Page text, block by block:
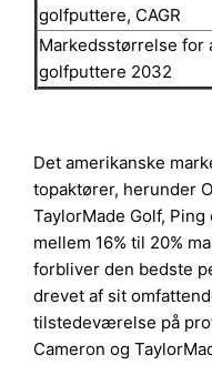
golfputtere, CAGR
Markedsstørrelse for
golfputtere 2032
Det amerikanske
topaktører, herunder
TaylorMade Golf,
mellem 16% til 20%
forbliver den bedste
drevet af sit
tilstedeværelse på
Cameron og